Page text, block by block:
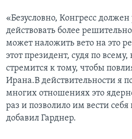
«Безусловно, Конгресс
действовать более
может наложить вето на это
этот президент, судя по
стремится к тому, чтобы
Ирана.В действительности я
многих отношениях это
раз и позволило им вести себя
добавил Гарднер.